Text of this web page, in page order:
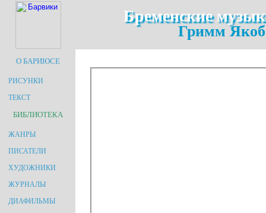
Бременские
Гримм
О БАРИЮСЕ
РИСУНКИ
ТЕКСТ
БИБЛИОТЕКА
ЖАНРЫ
ПИСАТЕЛИ
ХУДОЖНИКИ
ЖУРНАЛЫ
ДИАФИЛЬМЫ